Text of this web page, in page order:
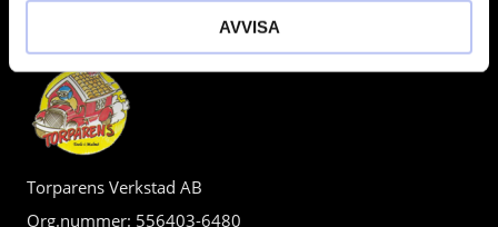
AVVISA
Torparens Verkstad AB
Org.nummer: 556403-6480